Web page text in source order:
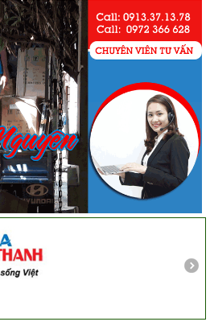
Mai Hương
Vĩnh Lộc A - Bình Chánh
hàng của cô bao bọc đóng
hài lòng
Cô Loan
57 Tây Thạnh, Tân Phú
hợp lý. Nhân viên nhiệt tình. Chúc
triển. Cảm ơn Khôi Nguyên
Chị Tố Nhi
Tô Hiến Thành - Quận 10